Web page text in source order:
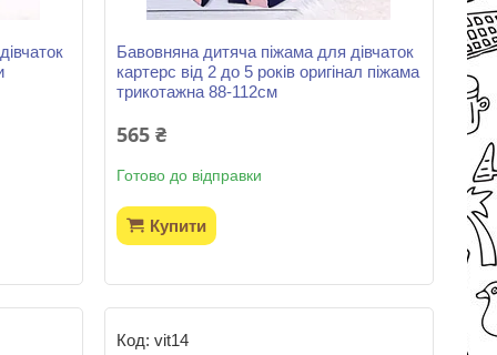
Бавовняна дитяча піжама для дівчаток
картерс від 2 до 5 років оригінал піжама
трикотажна 88-112см
565 ₴
Готово до відправки
Купити
vit14